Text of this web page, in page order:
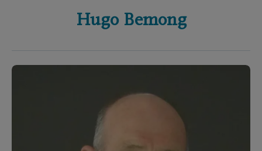
Hugo Bemong